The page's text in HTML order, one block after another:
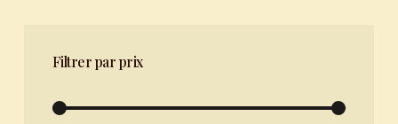
Filtrer par prix